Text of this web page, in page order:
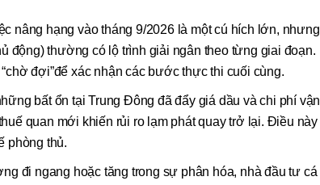
nâng hạng vào tháng 9/2026 là một cú hích lớn, nhưng
động) thường có lộ trình giải ngân theo từng giai đoạn.
đợi”để xác nhận các bước thực thi cuối cùng.
bất ổn tại Trung Đông đã đẩy giá dầu và chi phí vận
quan mới khiến rủi ro lạm phát quay trở lại. Điều này
phòng thủ.
đi ngang hoặc tăng trong sự phân hóa, nhà đầu tư cá